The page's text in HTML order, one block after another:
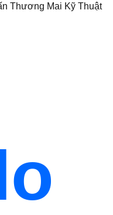
Thương Mai Kỹ Thuật